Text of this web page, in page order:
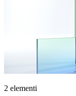
2 elementi